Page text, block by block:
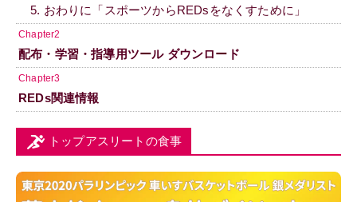
5. おわりに「スポーツからREDsをなくすために」
Chapter2
配布・学習・指導用ツール ダウンロード
Chapter3
REDs関連情報
トップアスリートの食事